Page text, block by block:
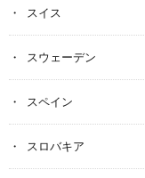
スイス
スウェーデン
スペイン
スロバキア